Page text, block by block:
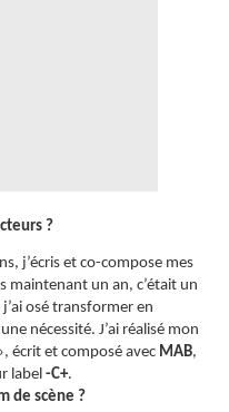
?
j’écris et co-compose mes
maintenant un an, c’était un
osé transformer en
nécessité. J’ai réalisé mon
écrit et composé avec MAB,
label -C+.
de scène ?